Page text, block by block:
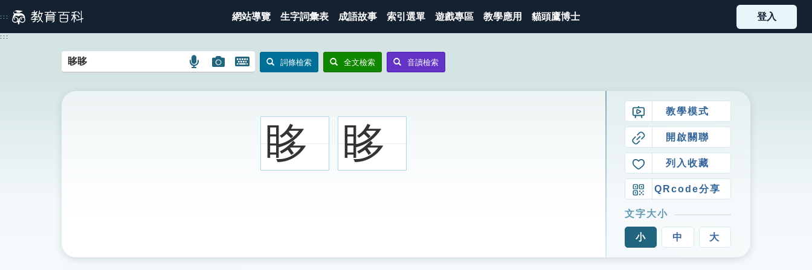
到
主
::: 網站導覽 生字詞彙表 成語故事 索引選單 遊戲專區 教學應用 貓頭鷹博士 登入
:::
語
搜
圖
搜
開
鍵
詞條檢索 全文檢索 音讀檢索
眵 眵
教學模式
開啟關聯
列入收藏
QRcode分享
文字大小
小 中 大